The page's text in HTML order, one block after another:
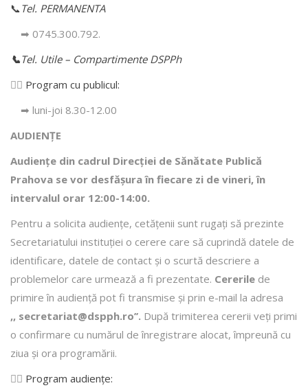
📞 Tel. PERMANENTA
➡ 0745.300.792.
📞Tel. Utile – Compartimente DSPPh
👩‍⚕️ Program cu publicul:
➡ luni-joi 8.30-12.00
AUDIENȚE
Audiențe din cadrul Direcţiei de Sănătate Publică
Prahova se vor desfăşura în fiecare zi de vineri, în
intervalul orar 12:00-14:00.
Pentru a solicita audienţe, cetăţenii sunt rugaţi să prezinte
Secretariatului instituției o cerere care să cuprindă datele de
identificare, datele de contact şi o scurtă descriere a
problemelor care urmează a fi prezentate. Cererile de
primire în audienţă pot fi transmise şi prin e-mail la adresa
,, secretariat@dspph.ro’’. După trimiterea cererii veţi primi
o confirmare cu numărul de înregistrare alocat, împreună cu
ziua şi ora programării.
👩‍⚕️ Program audiențe: